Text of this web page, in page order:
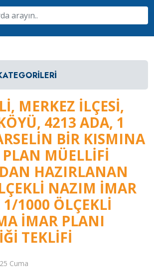
MERKEZ İLÇESI,
4213 ADA, 1
BIR KISMINA
MÜELLIFI
HAZIRLANAN
NAZIM İMAR
1/1000 ÖLÇEKLI
İMAR PLANI
TEKLIFI
Cuma